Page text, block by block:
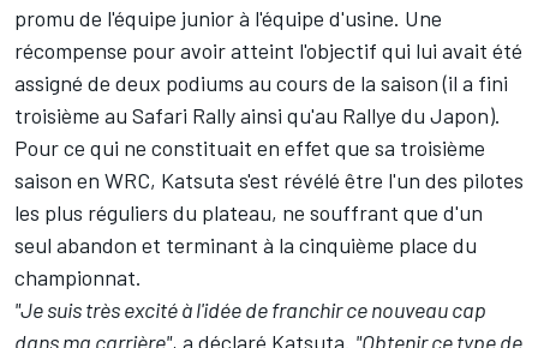
promu de l'équipe junior à l'équipe d'usine. Une
récompense pour avoir atteint l'objectif qui lui avait été
assigné de deux podiums au cours de la saison (il a fini
troisième au Safari Rally ainsi qu'au Rallye du Japon).
Pour ce qui ne constituait en effet que sa troisième
saison en WRC, Katsuta s'est révélé être l'un des pilotes
les plus réguliers du plateau, ne souffrant que d'un
seul abandon et terminant à la cinquième place du
championnat.
"Je suis très excité à l'idée de franchir ce nouveau cap
dans ma carrière", a déclaré Katsuta. "Obtenir ce type de